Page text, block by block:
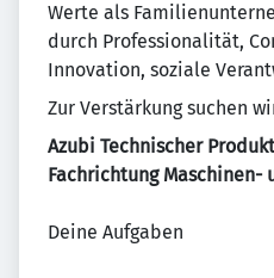
Werte als
durch Professionalität,
Innovation, soziale
Zur Verstärkung suchen
Azubi Technischer
Fachrichtung Maschinen-
Deine Aufgaben